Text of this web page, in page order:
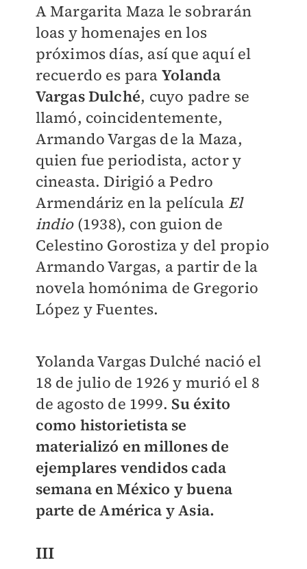
A Margarita Maza le sobrarán
loas y homenajes en los
próximos días, así que aquí el
recuerdo es para Yolanda
Vargas Dulché, cuyo padre se
llamó, coincidentemente,
Armando Vargas de la Maza,
quien fue periodista, actor y
cineasta. Dirigió a Pedro
Armendáriz en la película El
indio(1938), con guion de
Celestino Gorostiza y del propio
Armando Vargas, a partir de la
novela homónima de Gregorio
López y Fuentes.
Yolanda Vargas Dulché nació el
18 de julio de 1926 y murió el 8
de agosto de 1999. Su éxito
como historietista se
materializó en millones de
ejemplares vendidos cada
semana en México y buena
parte de América y Asia.
III